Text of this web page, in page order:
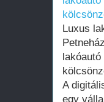
Luxus
A
egy